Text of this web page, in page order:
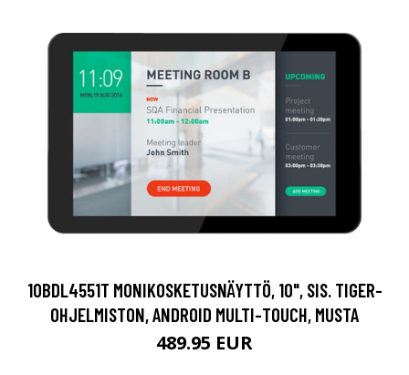
10BDL4551T MONIKOSKETUSNÄYTTÖ, 10", SIS. TIGER-
OHJELMISTON, ANDROID MULTI-TOUCH, MUSTA
489.95 EUR